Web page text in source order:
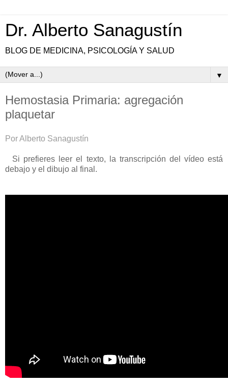
Dr. Alberto Sanagustín
BLOG DE MEDICINA, PSICOLOGÍA Y SALUD
▼
Hemostasia Primaria: agregación
plaquetar
Por Alberto Sanagustín
Si prefieres leer el texto, la transcripción del vídeo está
debajo y e l dibujo al final.